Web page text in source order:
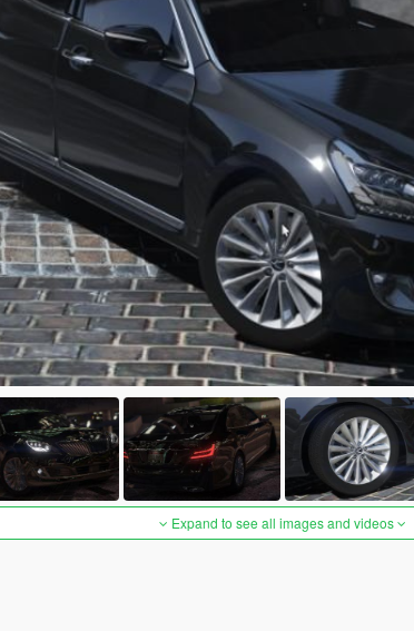
Expand to see all images and videos